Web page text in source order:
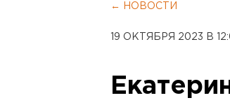
← НОВОСТИ
19 ОКТЯБРЯ 2023 В